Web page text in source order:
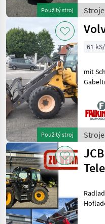
Použitý stroj
Typ
Použitý stroj
61
mit
ist in
FALKIN
Volvo
Min
Radlader,
Hoflader,